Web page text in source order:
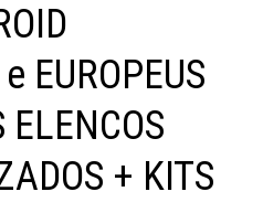
EUROPEUS
ELENCOS
+ KITS